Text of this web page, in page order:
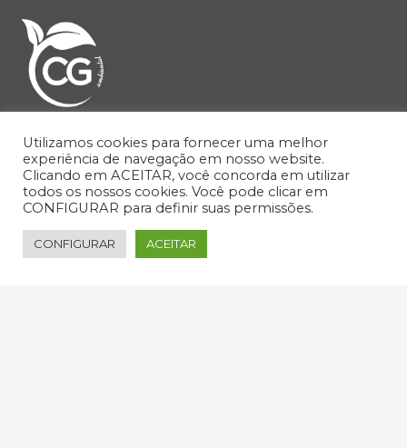
Endereço:Avenida Selma Parada, 201
Galleria Office Park, Ed. 2 – Sala 253
Jd. Madalena, Campinas-SP
Telefone:(19) 98154-0571
Utilizamos cookies para fornecer uma melhor
experiência de navegação em nosso website.
Clicando em ACEITAR, você concorda em utilizar
todos os nossos cookies. Você pode clicar em
CONFIGURAR para definir suas permissões.
CONFIGURAR ACEITAR